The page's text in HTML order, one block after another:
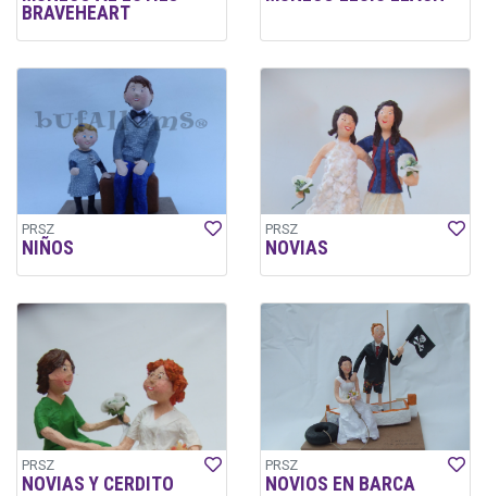
BRAVEHEART
PRSZ
NIÑOS
PRSZ
NOVIAS
PRSZ
NOVIAS Y CERDITO
PRSZ
NOVIOS EN BARCA